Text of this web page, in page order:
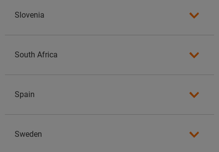
Slovenia
South Africa
Spain
Sweden